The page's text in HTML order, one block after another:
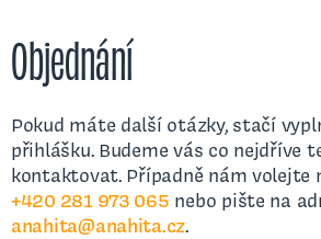
Objednání
Pokud máte další otázky, stačí
přihlášku. Budeme vás co nejdříve
kontaktovat. Případně nám volejte
+420 281 973 065 nebo pište na
anahita@anahita.cz.